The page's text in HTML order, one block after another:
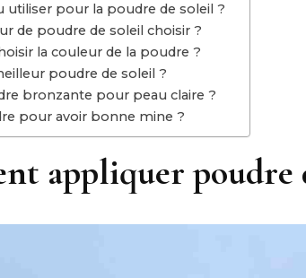
utiliser pour la poudre de soleil ?
de poudre de soleil choisir ?
la couleur de la poudre ?
poudre de soleil ?
bronzante pour peau claire ?
pour avoir bonne mine ?
appliquer poudre